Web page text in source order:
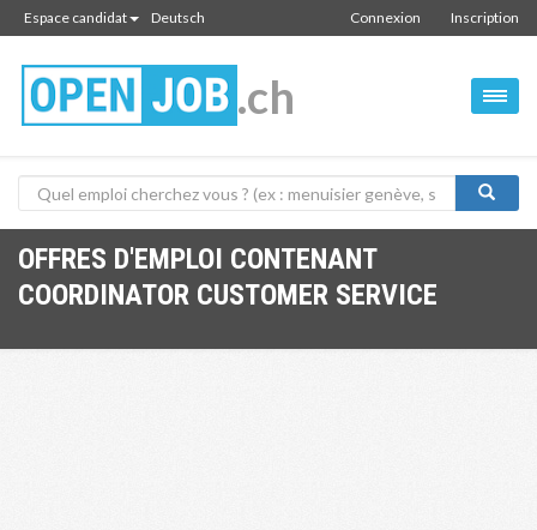
Espace candidat Deutsch Inscription
Connexion
.ch
OFFRES D'EMPLOI CONTENANT
COORDINATOR CUSTOMER SERVICE